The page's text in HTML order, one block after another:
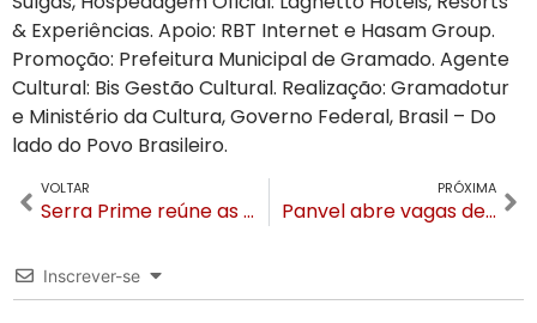
& Experiências. Apoio: RBT Internet e Hasam Group.
Promoção: Prefeitura Municipal de Gramado. Agente
Cultural: Bis Gestão Cultural. Realização: Gramadotur
e Ministério da Cultura, Governo Federal, Brasil – Do
lado do Povo Brasileiro.
VOLTAR
Serra Prime reúne as maiores lideranças da construção e incorporação de Gramado e Canela no Prime Start 2026
PRÓXIMA
Panvel abre vagas de emprego em Gramado com foco em inclusão e plano de carreira
Inscrever-se